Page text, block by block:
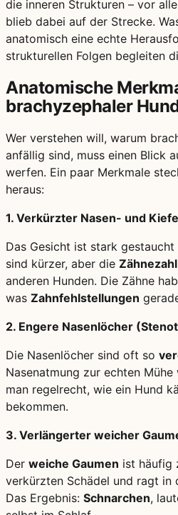
die inneren Strukturen – vor
blieb dabei auf der Strecke.
anatomisch eine echte
strukturellen Folgen begleiten
Anatomische
brachyzephaler
Wer verstehen will, warum
anfällig sind, muss einen Blick
werfen. Ein paar Merkmale
heraus:
1. Verkürzter Nasen- und
Das Gesicht ist stark
sind kürzer, aber die Zähnezahl
anderen Hunden. Die Zähne
was Zahnfehlstellungen
2. Engere Nasenlöcher
Die Nasenlöcher sind oft so
Nasenatmung zur echten
man regelrecht, wie ein Hund
bekommen.
3. Verlängerter weicher
Der weiche Gaumen ist häufig
verkürzten Schädel und ragt in
Das Ergebnis: Schnarchen,